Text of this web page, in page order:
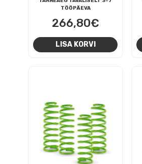
TÖÖPÄEVA
266,80€
LISA KORVI